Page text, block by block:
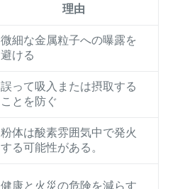
理由
微細な金属粒子への曝露を
避ける
誤って吸入または摂取する
ことを防ぐ
粉体は酸素雰囲気中で発火
する可能性がある。
健康と火災の危険を減らす